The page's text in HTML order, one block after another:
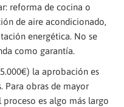
reforma de cocina o
de aire acondicionado,
energética. No se
como garantía.
la aprobación es
Para obras de mayor
proceso es algo más largo